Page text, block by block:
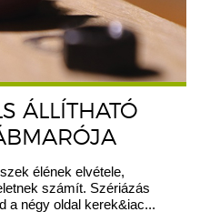
ÁLLÍTHATÓ
élének elvétele,
számít. Szériázás
a négy oldal kerek&iac...